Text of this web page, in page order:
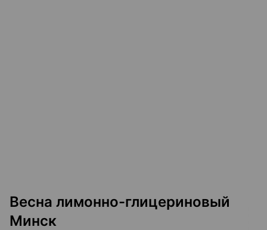
Весна лимонно-глицериновый
Минск